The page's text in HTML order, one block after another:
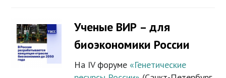
Ученые ВИР – для
биоэкономики России
На IV форуме«Генетические